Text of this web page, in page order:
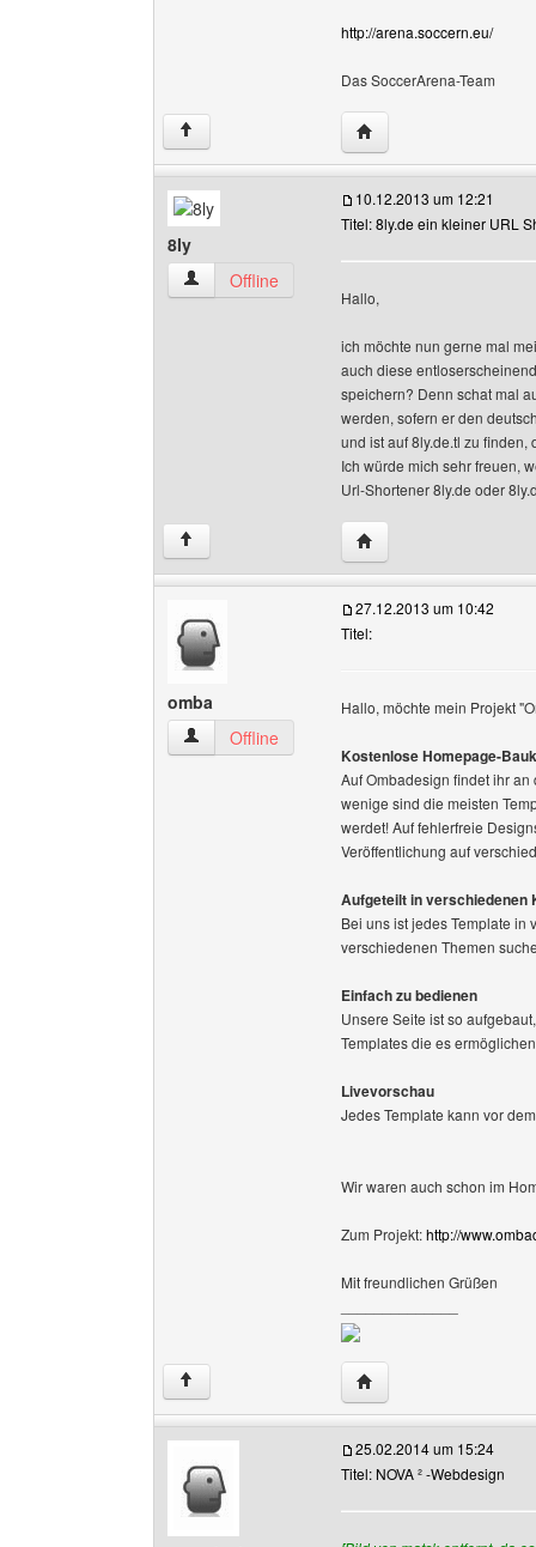
http://arena.soccern.eu/
Das SoccerArena-Team
↑ Website dieses
8ly
8ly Benutzer-Profile anzeigen
Offline
10.12.2013 um 12:21
Titel: 8ly.de ein kleiner URL
Hallo,
ich möchte nun gerne mal
auch diese
speichern? Denn schat mal
werden, sofern er den
und ist auf 8ly.de.tl zu
Ich würde mich sehr freuen,
Url-Shortener 8ly.de oder
↑ Website dieses
omba
omba Benutzer-Profile anzeigen
Offline
27.12.2013 um 10:42
Titel:
Hallo, möchte mein Projekt
Kostenlose Homepage-
Auf Ombadesign findet ihr
wenige sind die meisten
werdet! Auf fehlerfreie
Veröffentlichung auf
Aufgeteilt in verschiedenen
Bei uns ist jedes Template
verschiedenen Themen
Einfach zu bedienen
Unsere Seite ist so
Templates die es
Livevorschau
Jedes Template kann vor
Wir waren auch schon im
Zum Projekt:http://
Mit freundlichen Grüßen
↑ Website dieses
25.02.2014 um 15:24
Titel: NOVA ² -Webdesign